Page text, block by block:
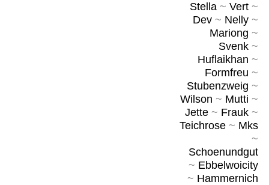
Stella~ Vert~
Dev~ Nelly~
Mariong ~
Svenk~
Huflaikhan ~
Formfreu ~
Stubenzweig ~
Wilson ~ Mutti ~
Jette~ Frauk~
Teichrose~ Mks
~
Schoenundgut
~ Ebbelwoicity
~ Hammernich